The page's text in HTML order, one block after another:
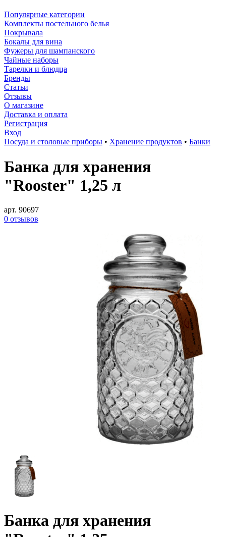
Популярные категории
Комплекты постельного белья
Покрывала
Бокалы для вина
Фужеры для шампанского
Чайные наборы
Тарелки и блюдца
Бренды
Статьи
Отзывы
О магазине
Доставка и оплата
Регистрация
Вход
Посуда и столовые приборы • Хранение продуктов • Банки
Банка для хранения
"Rooster" 1,25 л
арт. 90697
0 отзывов
Банка для хранения